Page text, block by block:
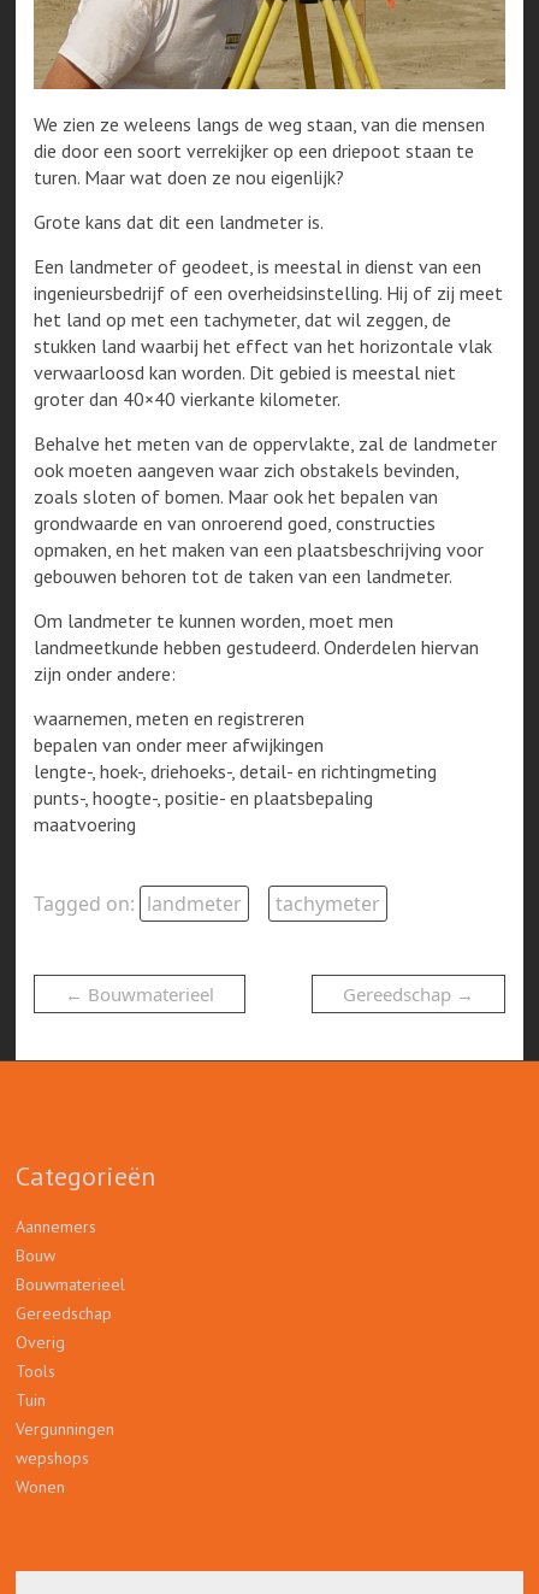
We zien ze weleens langs de weg staan, van die mensen
die door een soort verrekijker op een driepoot staan te
turen. Maar wat doen ze nou eigenlijk?
Grote kans dat dit een landmeter is.
Een landmeter of geodeet, is meestal in dienst van een
ingenieursbedrijf of een overheidsinstelling. Hij of zij meet
het land op met een tachymeter, dat wil zeggen, de
stukken land waarbij het effect van het horizontale vlak
verwaarloosd kan worden. Dit gebied is meestal niet
groter dan 40×40 vierkante kilometer.
Behalve het meten van de oppervlakte, zal de landmeter
ook moeten aangeven waar zich obstakels bevinden,
zoals sloten of bomen. Maar ook het bepalen van
grondwaarde en van onroerend goed, constructies
opmaken, en het maken van een plaatsbeschrijving voor
gebouwen behoren tot de taken van een landmeter.
Om landmeter te kunnen worden, moet men
landmeetkunde hebben gestudeerd. Onderdelen hiervan
zijn onder andere:
waarnemen, meten en registreren
bepalen van onder meer afwijkingen
lengte-, hoek-, driehoeks-, detail- en richtingmeting
punts-, hoogte-, positie- en plaatsbepaling
maatvoering
Tagged on: landmeter tachymeter
← Bouwmaterieel Gereedschap →
Categorieën
Aannemers
Bouw
Bouwmaterieel
Gereedschap
Overig
Tools
Tuin
Vergunningen
wepshops
Wonen